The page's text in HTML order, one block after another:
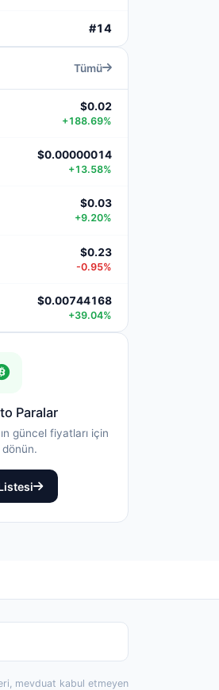
#14
Tümü
$0.02
+188.69%
$0.00000014
+13.58%
$0.03
+9.20%
$0.23
-0.95%
$0.00744168
+39.04%
Paralar
güncel fiyatları için
mevduat kabul etmeyen